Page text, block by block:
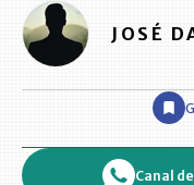
JOSÉ
Canal